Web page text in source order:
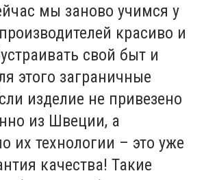
мы заново учимся у
красиво и
свой быт и
этого заграничные
изделие не привезено
из Швеции, а
их технологии – это уже
качества! Такие